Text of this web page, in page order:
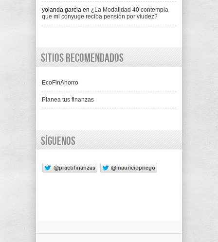
yolanda garcia en ¿La Modalidad 40 contempla
que mi cónyuge reciba pensión por viudez?
Sitios recomendados
EcoFinAhorro
Planea tus finanzas
Síguenos